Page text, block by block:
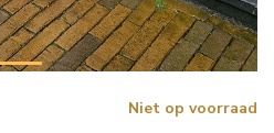
Niet op voorraad